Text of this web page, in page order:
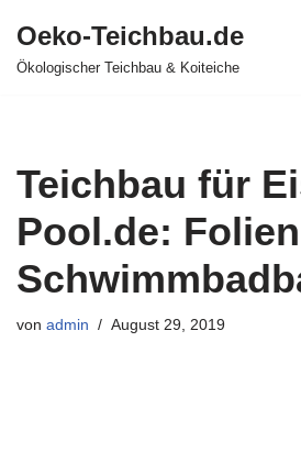
Zum
Oeko-Teichbau.de
Ökologischer Teichbau & Koiteiche
Teichbau für
Pool.de:
von admin August 29, 2019